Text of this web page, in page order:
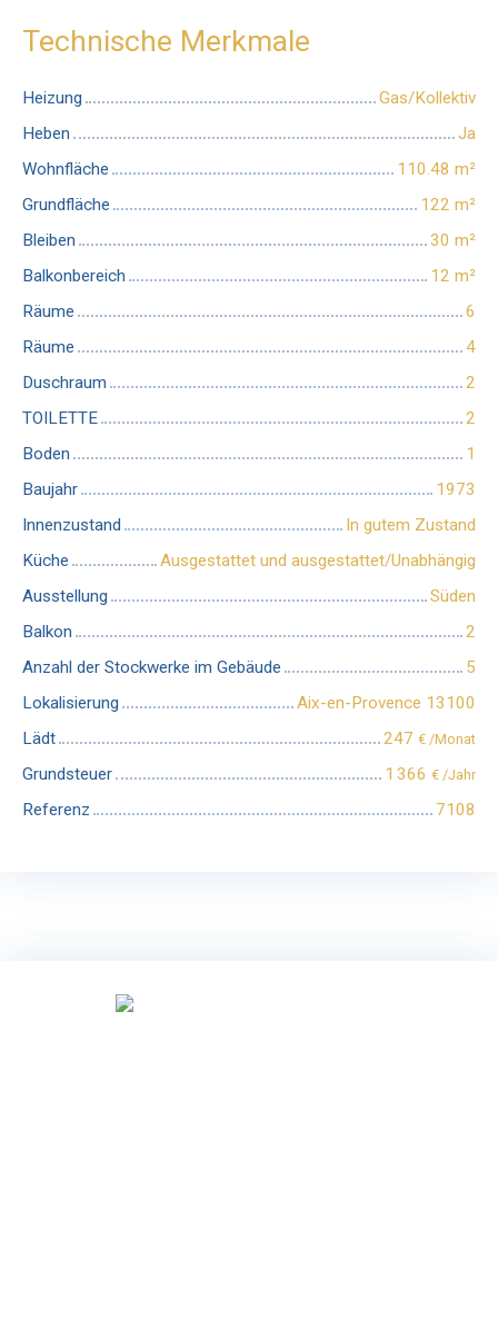
Technische Merkmale
Heizung
Gas/Kollektiv
Heben
Ja
Wohnfläche
110.48 m²
Grundfläche
122 m²
Bleiben
30 m²
Balkonbereich
12 m²
Räume
6
Räume
4
Duschraum
2
TOILETTE
2
Boden
1
Baujahr
1973
Innenzustand
In gutem Zustand
Küche
Ausgestattet und ausgestattet/Unabhängig
Ausstellung
Süden
Balkon
2
Anzahl der Stockwerke im Gebäude
5
Lokalisierung
Aix-en-Provence 13100
Lädt
247 € /Monat
Grundsteuer 1 366 € /Jahr
Referenz 7108